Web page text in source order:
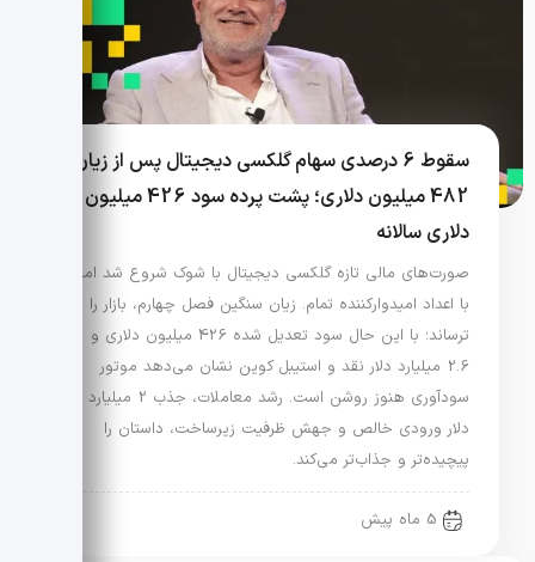
سقوط 6 درصدی سهام گلکسی دیجیتال پس از زیان
482 میلیون دلاری؛ پشت پرده سود 426 میلیون
دلاری سالانه
صورت‌های مالی تازه گلکسی دیجیتال با شوک شروع شد اما
با اعداد امیدوارکننده تمام. زیان سنگین فصل چهارم، بازار را
ترساند؛ با این حال سود تعدیل شده 426 میلیون دلاری و
2.6 میلیارد دلار نقد و استیبل کوین نشان می‌دهد موتور
سودآوری هنوز روشن است. رشد معاملات، جذب 2 میلیارد
دلار ورودی خالص و جهش ظرفیت زیرساخت، داستان را
پیچیده‌تر و جذاب‌تر می‌کند.
5 ماه پیش